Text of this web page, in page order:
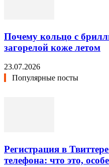
Почему кольцо с
загорелой коже летом
23.07.2026
Популярные посты
Регистрация в
телефона: что это,